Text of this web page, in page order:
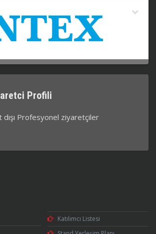
Profili
dışı Profesyonel ziyaretçiler
Katılımcı Listesi